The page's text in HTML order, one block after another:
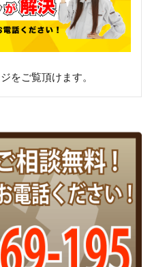
をご覧頂けます。